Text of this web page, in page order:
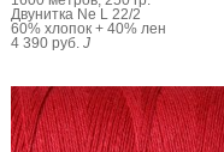
Двунитка Ne L 22/2
60% хлопок + 40% лен
4 390 руб. J